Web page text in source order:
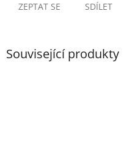
ZEPTAT SE SDÍLET
Související produkty